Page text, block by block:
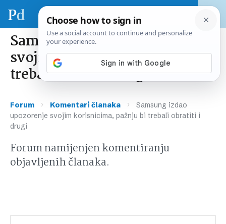
Samsung izdao upozorenje
svojim korisnicima, pažnju bi
trebali obratiti i drugi
Forum › Komentari članaka ›
Samsung izdao
upozorenje svojim korisnicima, pažnju bi trebali obratiti i
drugi
Forum namijenjen komentiranju
objavljenih članaka.